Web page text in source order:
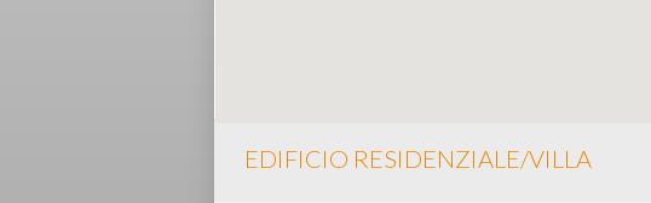
EDIFICIO RESIDENZIALE/VILLA